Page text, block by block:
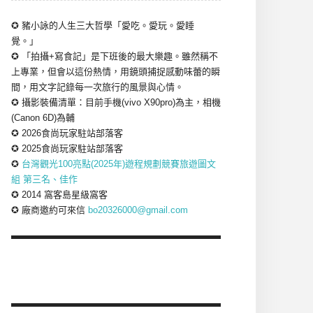
✪ 豬小詠的人生三大哲學「愛吃。愛玩。愛睡
覺。」
✪ 「拍攝+寫食記」是下班後的最大樂趣。雖然稱不
上專業，但會以這份熱情，用鏡頭捕捉感動味蕾的瞬
間，用文字記錄每一次旅行的風景與心情。
✪ 攝影裝備清單：目前手機(vivo X90pro)為主，相機
(Canon 6D)為輔
✪ 2026食尚玩家駐站部落客
✪ 2025食尚玩家駐站部落客
✪ 台灣觀光100亮點(2025年)遊程規劃競賽旅遊圖文
組 第三名、佳作
✪ 2014 窩客島星級窩客
✪ 廠商邀約可來信 bo20326000@gmail.com